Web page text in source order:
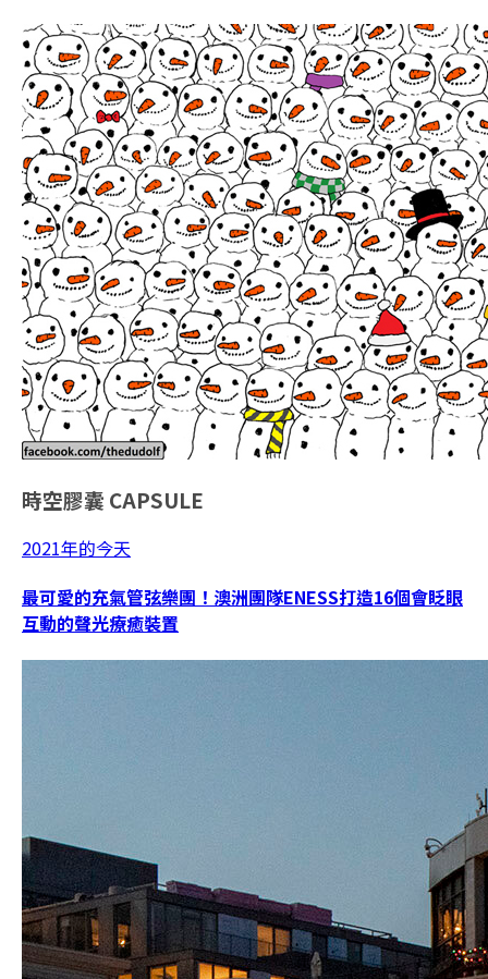
時空膠囊 CAPSULE
2021年的今天
最可愛的充氣管弦樂團！澳洲團隊ENESS打造16個會眨眼
互動的聲光療癒裝置